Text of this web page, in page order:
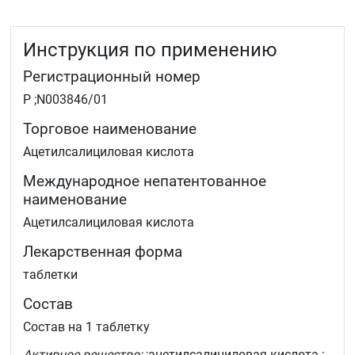
Инструкция по применению
Регистрационный номер
Р ;N003846/01
Торговое наименование
Ацетилсалициловая кислота
Международное непатентованное
наименование
Ацетилсалициловая кислота
Лекарственная форма
таблетки
Состав
Состав на 1 таблетку